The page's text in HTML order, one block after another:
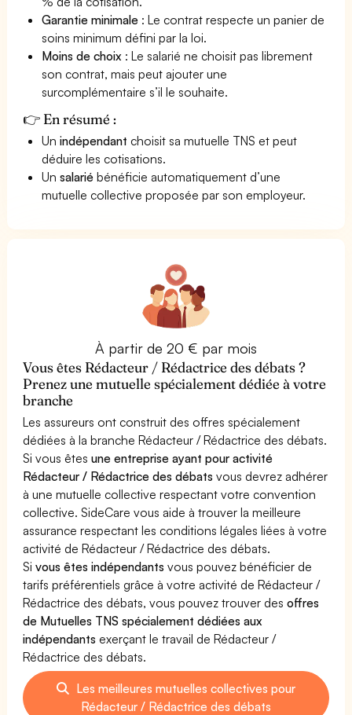
Garantie minimale : Le contrat respecte un panier de
soins minimum défini par la loi.
Moins de choix : Le salarié ne choisit pas librement
son contrat, mais peut ajouter une
surcomplémentaire s’il le souhaite.
👉 En résumé :
Unindépendant choisit sa mutuelle TNS et peut
déduire les cotisations.
Unsalarié bénéficie automatiquement d’une
mutuelle collective proposée par son employeur.
À partir de 20 € par mois
Vous êtes Rédacteur / Rédactrice des débats ?
Prenez une mutuelle spécialement dédiée à votre
branche
Les assureurs ont construit des offres spécialement
dédiées à la branche Rédacteur / Rédactrice des débats.
Si vous êtesune entreprise ayant pour activité
Rédacteur / Rédactrice des débats vous devrez adhérer
à une mutuelle collective respectant votre convention
collective. SideCare vous aide à trouver la meilleure
assurance respectant les conditions légales liées à votre
activité de Rédacteur / Rédactrice des débats.
Sivous êtes indépendants vous pouvez bénéficier de
tarifs préférentiels grâce à votre activité de Rédacteur /
Rédactrice des débats, vous pouvez trouver desoffres
de Mutuelles TNS spécialement dédiées aux
indépendants exerçant le travail de Rédacteur /
Rédactrice des débats.
Les meilleures mutuelles collectives pour
Rédacteur / Rédactrice des débats